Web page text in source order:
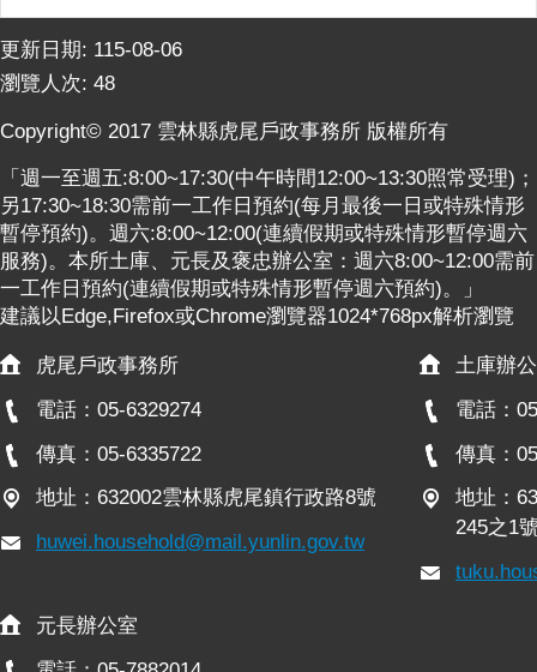
題
專
區
民
意
交
流
相
關
連
導
索
更新日期: 115-08-06
瀏覽人次: 48
Copyright© 2017 雲林縣虎尾戶政事務所 版權所有
「週一至週五:8:00~17:30(中午時間12:00~13:30照常受理)；
另17:30~18:30需前一工作日預約(每月最後一日或特殊情形
暫停預約)。週六:8:00~12:00(連續假期或特殊情形暫停週六
服務)。本所土庫、元長及褒忠辦公室：週六8:00~12:00需前
一工作日預約(連續假期或特殊情形暫停週六預約)。」
建議以Edge,Firefox或Chrome瀏覽器1024*768px解析瀏覽
虎尾戶政事務所
電話：05-6329274
傳真：05-6335722
地址：632002雲林縣虎尾鎮行政路8號
huwei.household@mail.yunlin.gov.tw
土庫辦
電話：
傳真：
地址：
245之1
元長辦公室